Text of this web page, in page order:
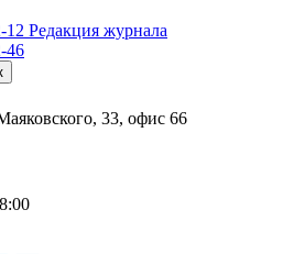
12 Редакция журнала
46
33, офис 66